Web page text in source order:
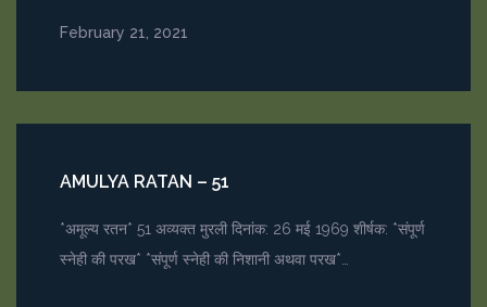
February 21, 2021
AMULYA RATAN – 51
*अमूल्य रतन* 51 अव्यक्त मुरली दिनांक: 26 मई 1969 शीर्षक: *संपूर्ण
स्नेही की परख* *संपूर्ण स्नेही की निशानी अथवा परख*…